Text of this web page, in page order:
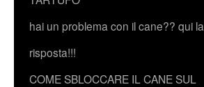
hai un problema con il cane?? qui la
risposta!!!
COME SBLOCCARE IL CANE SUL